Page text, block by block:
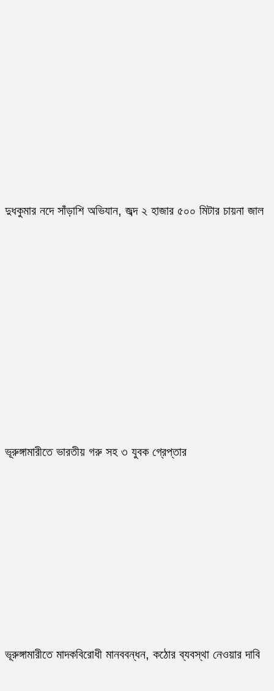
দুধকুমার নদে সাঁড়াশি অভিযান, জব্দ ২ হাজার ৫০০ মিটার চায়না জাল
ভূরুঙ্গামারীতে ভারতীয় গরু সহ ৩ যুবক গ্রেপ্তার
ভূরুঙ্গামারীতে মাদকবিরোধী মানববন্ধন, কঠোর ব্যবস্থা নেওয়ার দাবি